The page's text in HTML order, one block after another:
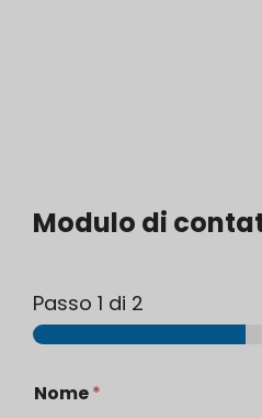
Modulo di
Passo 1 di 2
ü
Nome*